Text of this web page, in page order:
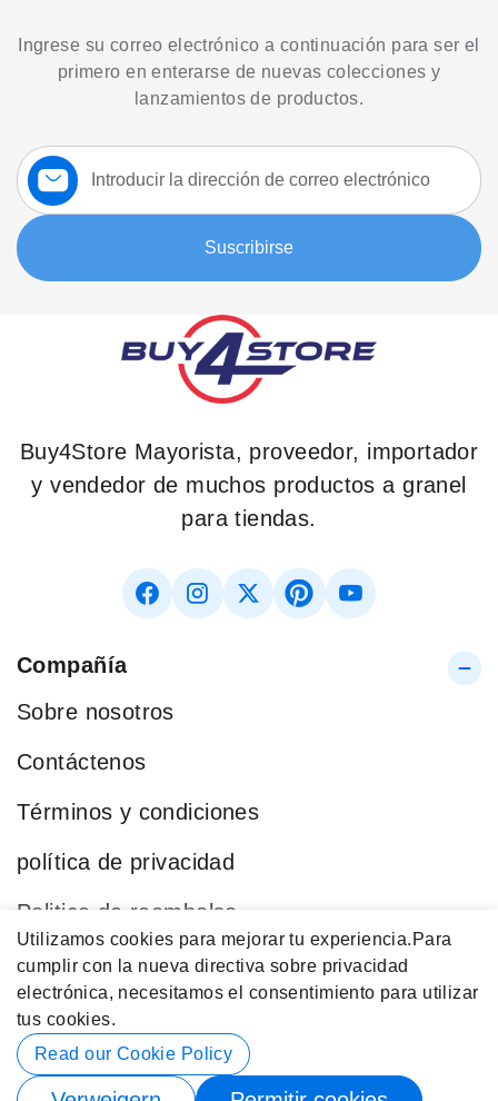
Utilizamos cookies para mejorar tu experiencia. Para
cumplir con la nueva directiva sobre privacidad
electrónica, necesitamos el consentimiento para utilizar
tus cookies.
Read our Cookie Policy
Ingrese su correo electrónico a continuación para ser el
primero en enterarse de nuevas colecciones y
lanzamientos de productos.
Suscríbase
a
nuestro
boletín:
Suscribirse
Buy4Store Mayorista, proveedor, importador
y vendedor de muchos productos a granel
para tiendas.
Compañía
Sobre nosotros
Contáctenos
Términos y condiciones
política de privacidad
Politica de reembolso
Blog
Categorías Populares
Datos de contacto